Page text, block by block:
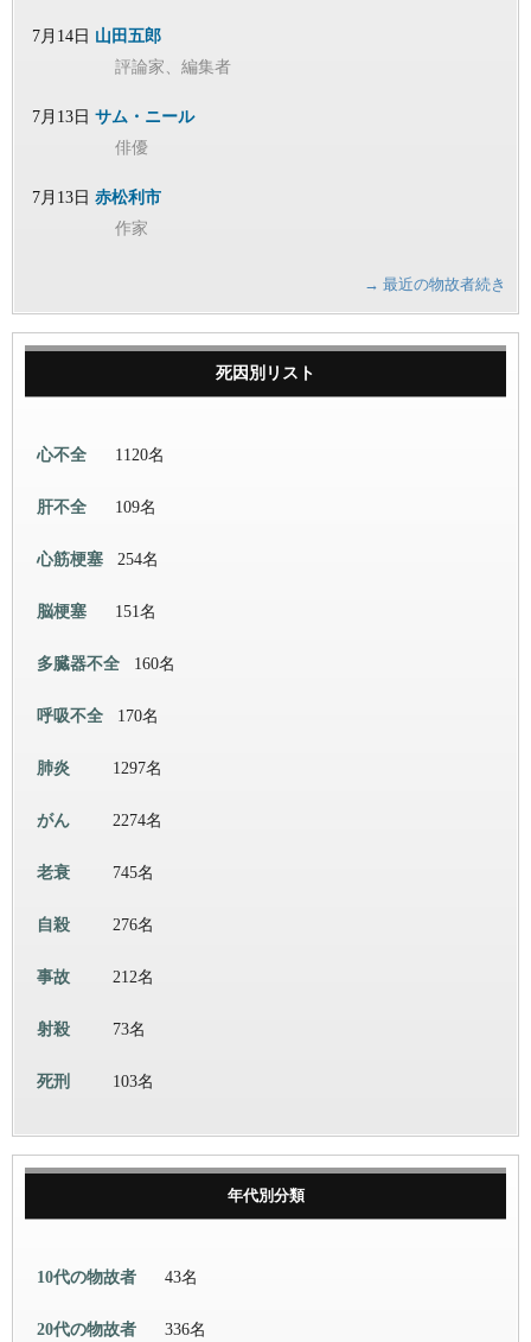
7月14日 山田五郎
評論家、編集者
7月13日 サム・ニール
俳優
7月13日 赤松利市
作家
→ 最近の物故者続き
死因別リスト
心不全 1120名
肝不全 109名
心筋梗塞 254名
脳梗塞 151名
多臓器不全 160名
呼吸不全 170名
肺炎 1297名
がん 2274名
老衰 745名
自殺 276名
事故 212名
射殺 73名
死刑 103名
年代別分類
10代の物故者 43名
20代の物故者 336名